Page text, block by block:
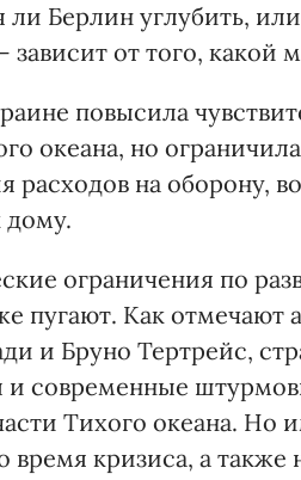
ли Берлин углубить,
от того, какой
повысила
океана, но
расходов на оборону,
дому.
ограничения по
пугают. Как отмечают
и Бруно Тертрейс,
и современные
Тихого океана. Но
время кризиса, а также